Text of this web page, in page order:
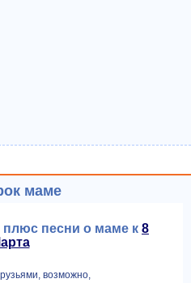
маме
песни о маме к 8
возможно,